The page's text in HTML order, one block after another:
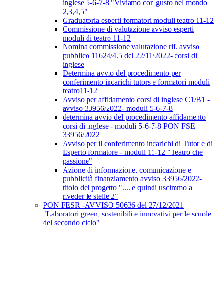
inglese 5-6-7-8 "Viviamo con gusto nel mondo
2,3,4,5"
Graduatoria esperti formatori moduli teatro 11-12
Commissione di valutazione avviso esperti
moduli di teatro 11-12
Nomina commissione valutazione rif. avviso
pubblico 11624/4.5 del 22/11/2022- corsi di
inglese
Determina avvio del procedimento per
conferimento incarichi tutors e formatori moduli
teatro11-12
Avviso per affidamento corsi di inglese C1/B1 -
avviso 33956/2022- moduli 5-6-7-8
determina avvio del procedimento affidamento
corsi di inglese - moduli 5-6-7-8 PON FSE
33956/2022
Avviso per il conferimento incarichi di Tutor e di
Esperto formatore - moduli 11-12 "Teatro che
passione"
Azione di informazione, comunicazione e
pubblicità finanziamento avviso 33956/2022-
titolo del progetto ".....e quindi uscimmo a
riveder le stelle 2"
PON FESR -AVVISO 50636 del 27/12/2021
"Laboratori green, sostenibili e innovativi per le scuole
del secondo ciclo"